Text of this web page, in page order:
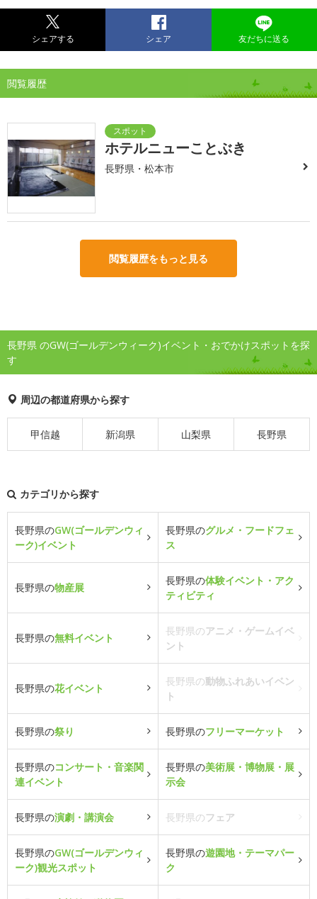
シェアする シェア 友だちに送る
閲覧履歴
ホテルニューことぶき
長野県・松本市
閲覧履歴をもっと見る
長野県 のGW(ゴールデンウィーク)イベント・おでかけスポットを探
す
周辺の都道府県から探す
甲信越 新潟県 山梨県 長野県
カテゴリから探す
長野県のGW(ゴールデンウィ
ーク)イベント
長野県のグルメ・フードフェ
ス
長野県の物産展
長野県の体験イベント・アク
ティビティ
長野県の無料イベント
長野県のアニメ・ゲームイベ
ント
長野県の花イベント
長野県の動物ふれあいイベン
ト
長野県の祭り 長野県のフリーマーケット
長野県のコンサート・音楽関
連イベント
長野県の美術展・博物展・展
示会
長野県の演劇・講演会 長野県のフェア
長野県のGW(ゴールデンウィ
ーク)観光スポット
長野県の遊園地・テーマパー
ク